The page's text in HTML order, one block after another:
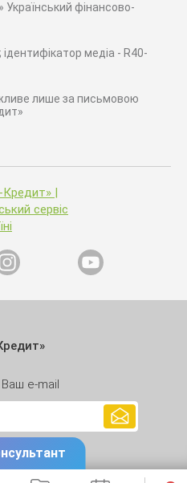
фінансово-
медіа - R40-
лише за письмовою
Ваш e-mail